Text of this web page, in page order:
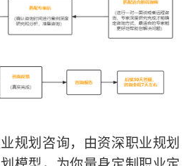
规划咨询，由资深职业规划